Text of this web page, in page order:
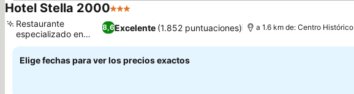
Hotel Stella 20003 Estrellas
8,6Excelente (1.852 puntuaciones)
Restaurante
especializado en
marisco
a 1.6 km de: Centro Histórico
Elige fechas para ver los precios exactos